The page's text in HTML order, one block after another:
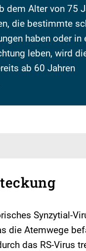
dem Alter von 75
die bestimmte
haben oder in
leben, wird
ab 60 Jahren
Synzytial-
die Atemwege
das RS-Virus